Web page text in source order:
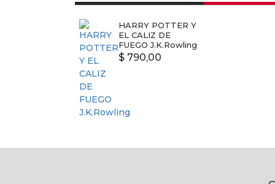
HARRY POTTER Y
EL CALIZ DE
FUEGO J.K.Rowling
$ 790,00